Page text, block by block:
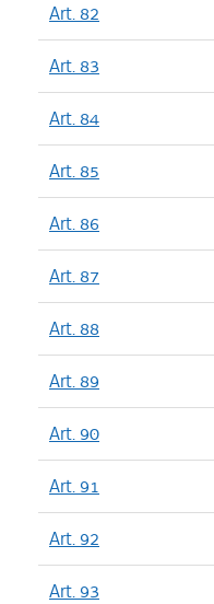
Art. 82
Art. 83
Art. 84
Art. 85
Art. 86
Art. 87
Art. 88
Art. 89
Art. 90
Art. 91
Art. 92
Art. 93